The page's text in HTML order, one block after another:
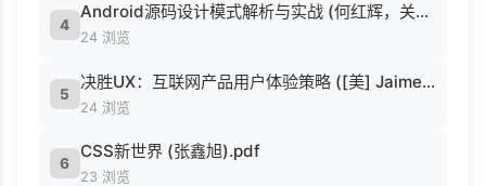
4
Android源码设计模式解析与实战 (何红辉，关爱民著, 何红辉, 关爱民著, 何红辉, 关爱民).pdf
24 浏览
5
决胜UX：互联网产品用户体验策略 ([美] Jaime Levy [[美] Jaime Levy]).epub
24 浏览
6
CSS新世界 (张鑫旭).pdf
23 浏览